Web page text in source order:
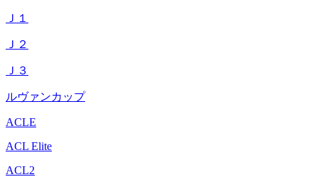
Ｊ１
Ｊ２
Ｊ３
ルヴァンカップ
ACLE
ACL Elite
ACL2